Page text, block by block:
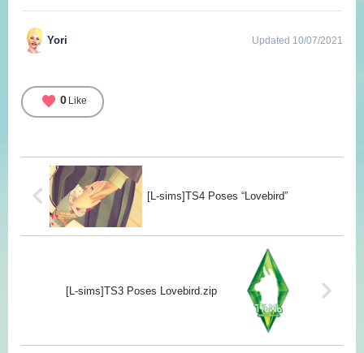
Yori Updated 10/07/2021
favorite 0 Like
[L-sims]TS4 Poses “Lovebird”
[L-sims]TS3 Poses Lovebird.zip